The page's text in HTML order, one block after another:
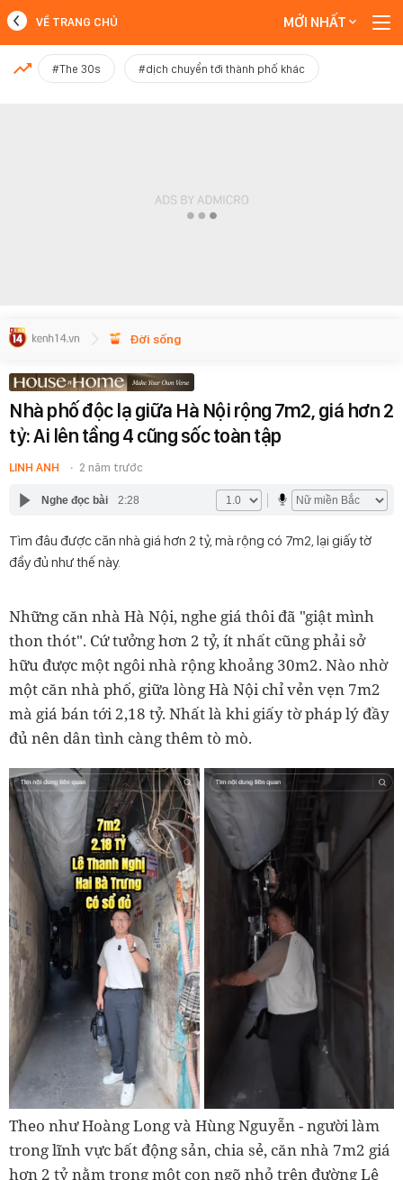
MỚI NHẤT
VỀ TRANG CHỦ MỚI NHẤT
#The 30s #dịch chuyển tới thành phố khác
Đời sống
Nhà phố độc lạ giữa Hà Nội rộng 7m2, giá hơn 2
tỷ: Ai lên tầng 4 cũng sốc toàn tập
LINH ANH 2 năm trước
Nghe đọc bài 2:28
Tìm đâu được căn nhà giá hơn 2 tỷ, mà rộng có 7m2, lại giấy tờ
đầy đủ như thế này.
Những căn nhà Hà Nội, nghe giá thôi đã "giật mình
thon thót". Cứ tưởng hơn 2 tỷ, ít nhất cũng phải sở
hữu được một ngôi nhà rộng khoảng 30m2. Nào nhờ
một căn nhà phố, giữa lòng Hà Nội chỉ vẻn vẹn 7m2
mà giá bán tới 2,18 tỷ. Nhất là khi giấy tờ pháp lý đầy
đủ nên dân tình càng thêm tò mò.
Theo như Hoàng Long và Hùng Nguyễn - người làm
trong lĩnh vực bất động sản, chia sẻ, căn nhà 7m2 giá
hơn 2 tỷ nằm trong một con ngõ nhỏ trên đường Lê